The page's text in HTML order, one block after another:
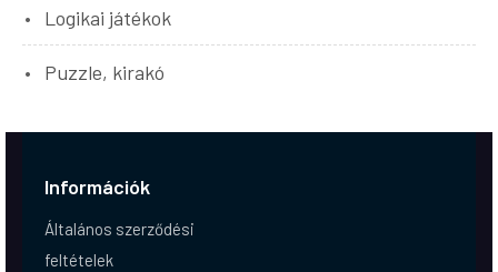
Logikai játékok
Puzzle, kirakó
Információk
Általános szerződési
feltételek